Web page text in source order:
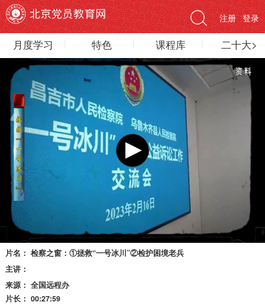
登录
注册
月度学习 特色 课程库 二十大>
片名： 检察之窗：①拯救“一号冰川”②检护困境老兵
主讲：
来源： 全国远程办
片长： 00:27:59